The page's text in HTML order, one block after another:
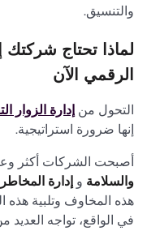
والتنسيق.
لماذا تحتاج
الرقمي الآن
التحول من إدارة الزوار
إنها ضرورة استراتيجية.
أصبحت الشركات أكثر
والسلامة و إدارة المخاطر
هذه المخاوف وتلبية هذه
في الواقع، تواجه العديد